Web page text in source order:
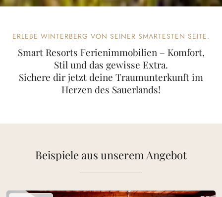
ERLEBE WINTERBERG VON SEINER SMARTESTEN SEITE.
Smart Resorts Ferienimmobilien – Komfort,
Stil und das gewisse Extra.
Sichere dir jetzt deine Traumunterkunft im
Herzen des Sauerlands!
Beispiele aus unserem Angebot